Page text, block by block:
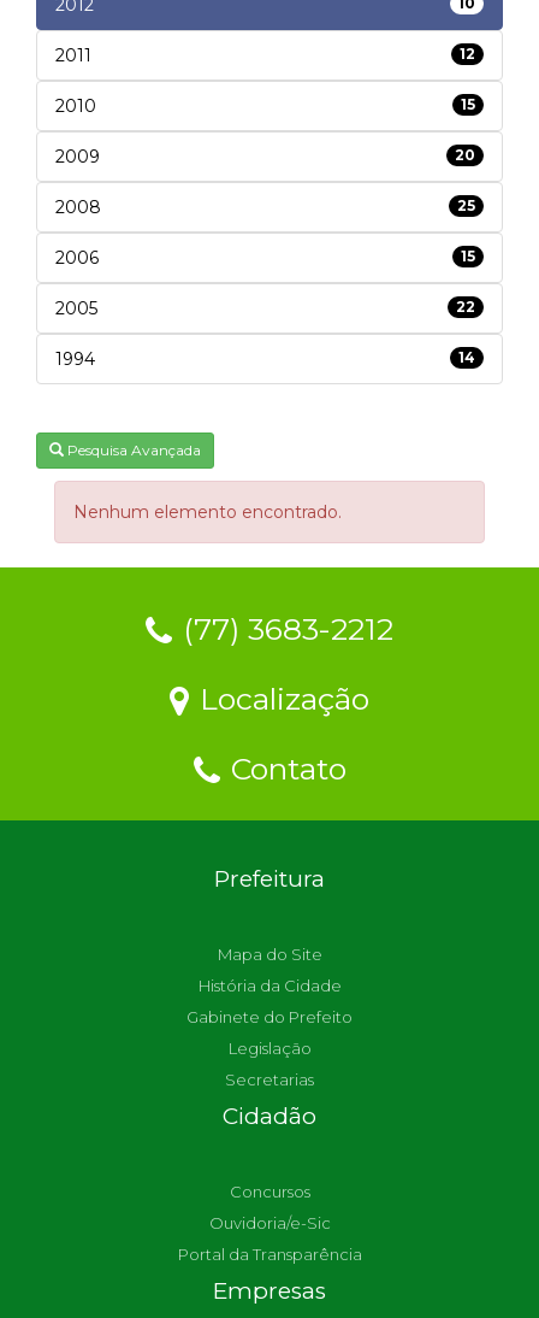
2012
2011 12
2010 15
2009 20
2008 25
2006 15
2005 22
1994 14
Pesquisa Avançada
Nenhum elemento encontrado.
(77) 3683-2212
Localização
Contato
Prefeitura
Mapa do Site
História da Cidade
Gabinete do Prefeito
Legislação
Secretarias
Cidadão
Concursos
Ouvidoria/e-Sic
Portal da Transparência
Empresas